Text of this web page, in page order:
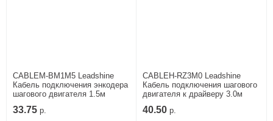
CABLEM-BM1M5 Leadshine
Кабель подключения энкодера
шагового двигателя 1.5м
33.75 р.
CABLEH-RZ3M0 Leadshine
Кабель подключения шагового
двигателя к драйверу 3.0м
40.50 р.